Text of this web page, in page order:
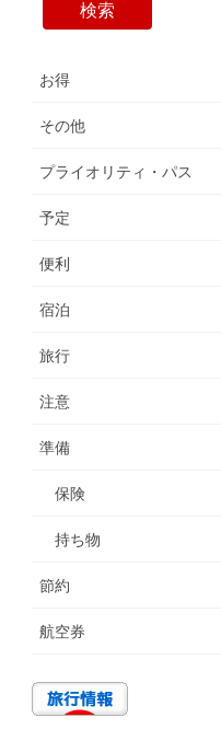
検索
お得
その他
プライオリティ・パス
予定
便利
宿泊
旅行
注意
準備
保険
持ち物
節約
航空券